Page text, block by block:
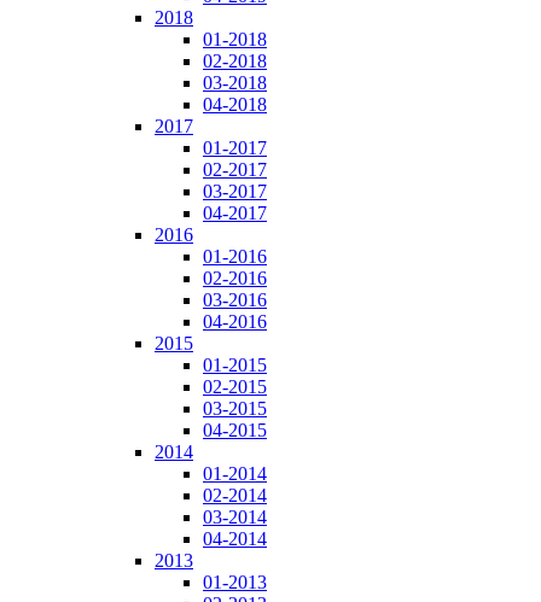
2018
01-2018
02-2018
03-2018
04-2018
2017
01-2017
02-2017
03-2017
04-2017
2016
01-2016
02-2016
03-2016
04-2016
2015
01-2015
02-2015
03-2015
04-2015
2014
01-2014
02-2014
03-2014
04-2014
2013
01-2013